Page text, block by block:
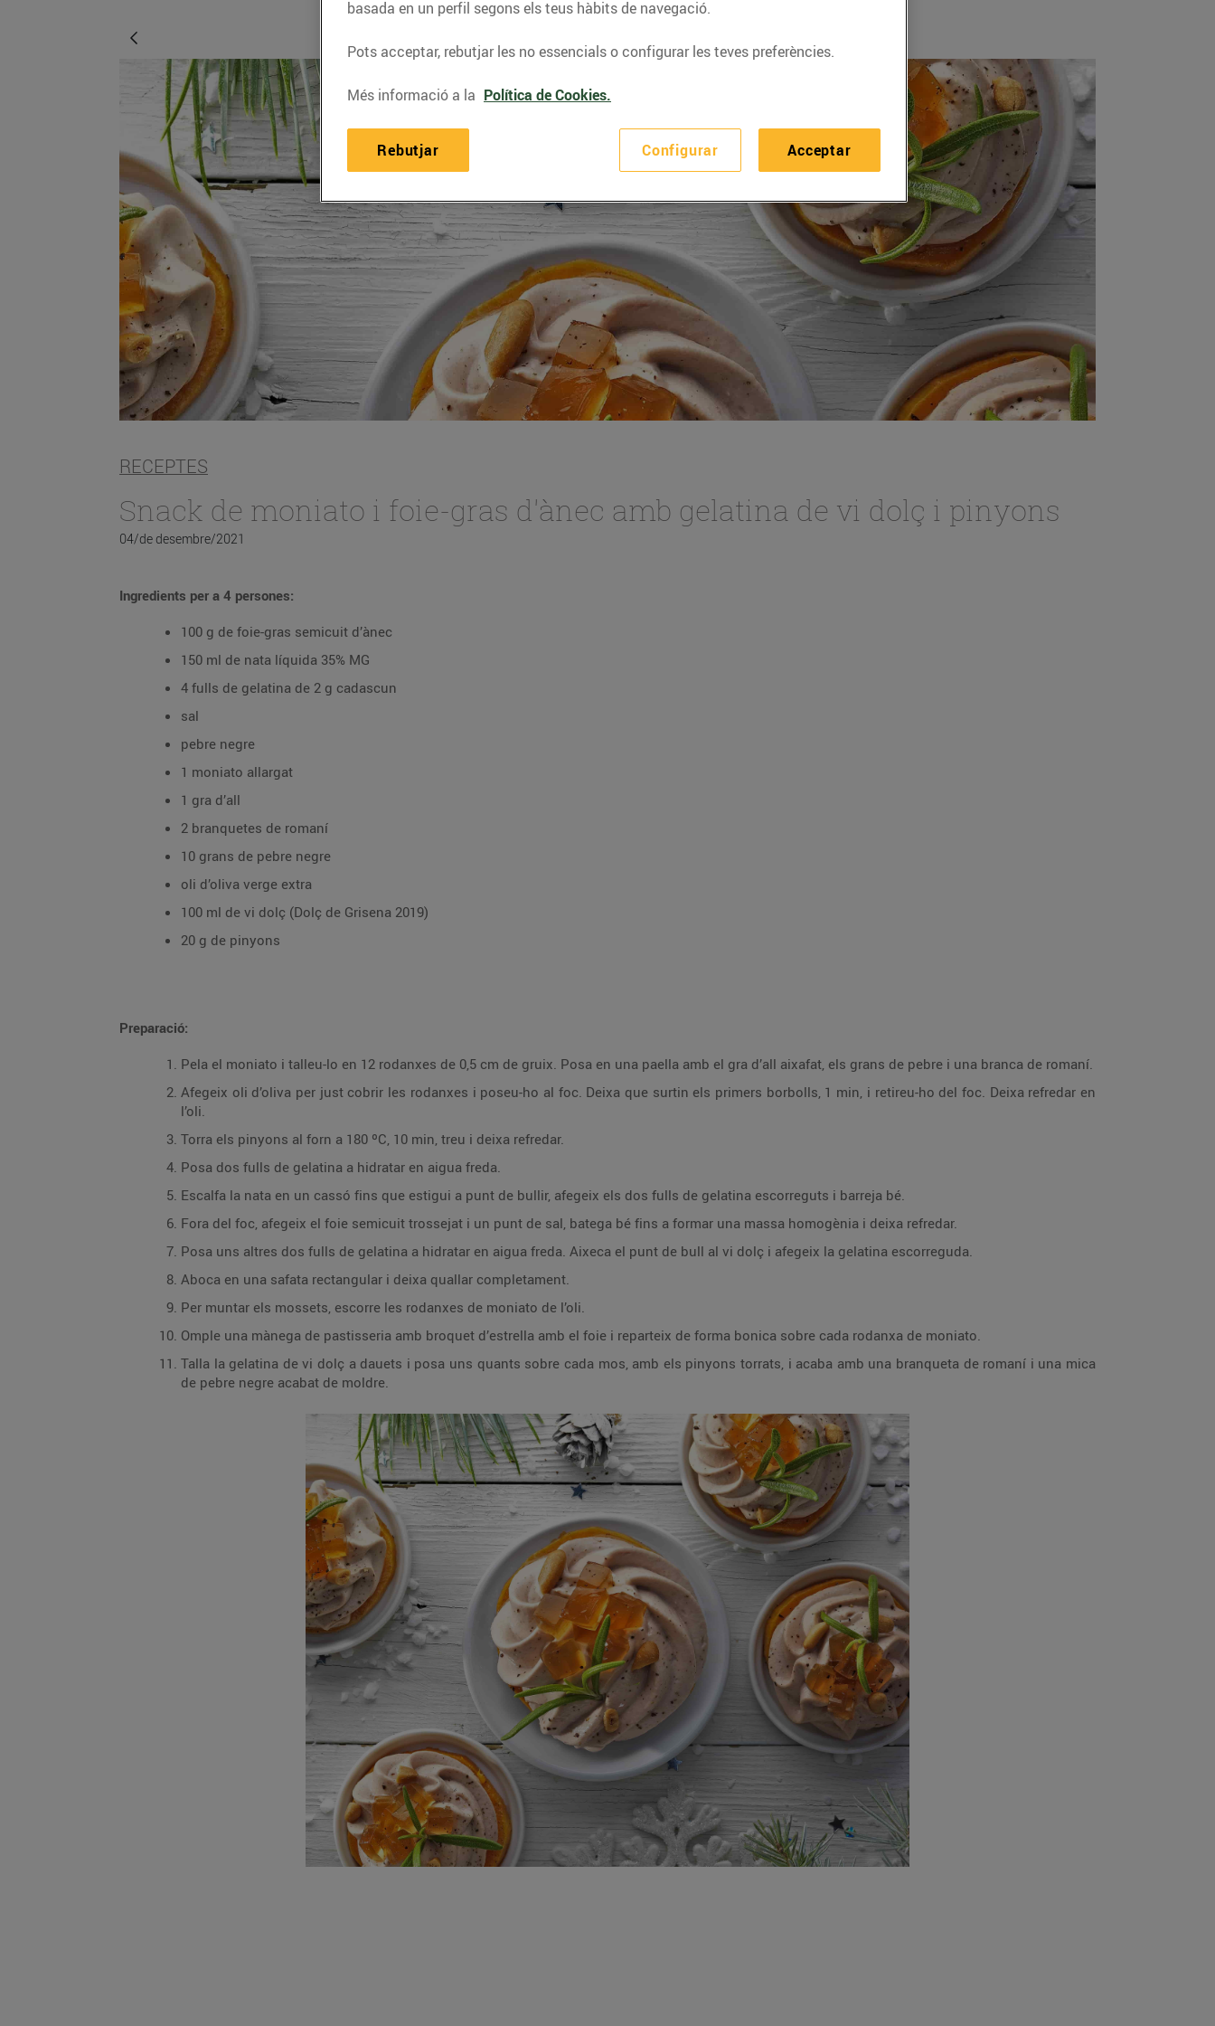
RECEPTES
Snack de moniato i foie-gras d'ànec amb gelatina de vi dolç i pinyons
04/de desembre/2021
Ingredients per a 4 persones:
100 g de foie-gras semicuit d’ànec
150 ml de nata líquida 35% MG
4 fulls de gelatina de 2 g cadascun
sal
pebre negre
1 moniato allargat
1 gra d’all
2 branquetes de romaní
10 grans de pebre negre
oli d’oliva verge extra
100 ml de vi dolç (Dolç de Grisena 2019)
20 g de pinyons
Preparació:
Pela el moniato i talleu-lo en 12 rodanxes de 0,5 cm de gruix. Posa en una paella amb el gra d’all aixafat, els grans de pebre i una branca de romaní.
Afegeix oli d’oliva per just cobrir les rodanxes i poseu-ho al foc. Deixa que surtin els primers borbolls, 1 min, i retireu-ho del foc. Deixa refredar en
l’oli.
Torra els pinyons al forn a 180 ºC, 10 min, treu i deixa refredar.
Posa dos fulls de gelatina a hidratar en aigua freda.
Escalfa la nata en un cassó fins que estigui a punt de bullir, afegeix els dos fulls de gelatina escorreguts i barreja bé.
Fora del foc, afegeix el foie semicuit trossejat i un punt de sal, batega bé fins a formar una massa homogènia i deixa refredar.
Posa uns altres dos fulls de gelatina a hidratar en aigua freda. Aixeca el punt de bull al vi dolç i afegeix la gelatina escorreguda.
Aboca en una safata rectangular i deixa quallar completament.
Per muntar els mossets, escorre les rodanxes de moniato de l’oli.
Omple una mànega de pastisseria amb broquet d’estrella amb el foie i reparteix de forma bonica sobre cada rodanxa de moniato.
Talla la gelatina de vi dolç a dauets i posa uns quants sobre cada mos, amb els pinyons torrats, i acaba amb una branqueta de romaní i una mica
de pebre negre acabat de moldre.
basada en un perfil segons els teus hàbits de navegació.
Pots acceptar, rebutjar les no essencials o configurar les teves preferències.
Més informació a la Política de Cookies.
Configurar
Rebutjar Acceptar